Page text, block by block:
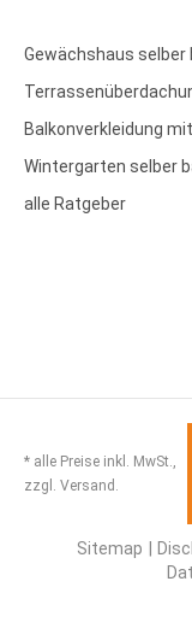
Gewächshaus selber
Balkonverkleidung
Wintergarten selber
alle Ratgeber
* alle Preise inkl. MwSt.,
zzgl. Versand.
Sitemap